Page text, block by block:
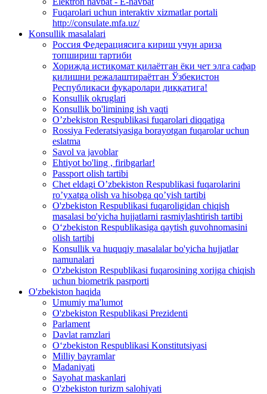
Fuqarolari uchun interaktiv xizmatlar portali
http://consulate.mfa.uz/
Konsullik masalalari
Россия Федерациясига кириш учун ариза
топшириш тартиби
Хорижда истиқомат қилаётган ёки чет элга сафар
қилишни режалаштираётган Ўзбекистон
Республикаси фуқаролари диққатига!
Konsullik okruglari
Konsullik bo'limining ish vaqti
O’zbekiston Respublikasi fuqarolari diqqatiga
Rossiya Federatsiyasiga borayotgan fuqarolar uchun
eslatma
Savol va javoblar
Ehtiyot bo'ling , firibgarlar!
Passport olish tartibi
Chet eldagi O’zbekiston Respublikasi fuqarolarini
ro’yxatga olish va hisobga qo’yish tartibi
O'zbekiston Respublikasi fuqaroligidan chiqish
masalasi bo'yicha hujjatlarni rasmiylashtirish tartibi
O‘zbekiston Respublikasiga qaytish guvohnomasini
olish tartibi
Konsullik va huquqiy masalalar bo'yicha hujjatlar
namunalari
O'zbekiston Respublikasi fuqarosining xorijga chiqish
uchun biometrik pasrporti
O'zbekiston haqida
Umumiy ma'lumot
O'zbekiston Respublikasi Prezidenti
Parlament
Davlat ramzlari
O‘zbekiston Respublikasi Konstitutsiyasi
Milliy bayramlar
Madaniyati
Sayohat maskanlari
O'zbekiston turizm salohiyati